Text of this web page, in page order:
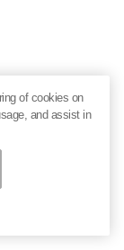
of cookies on
and assist in